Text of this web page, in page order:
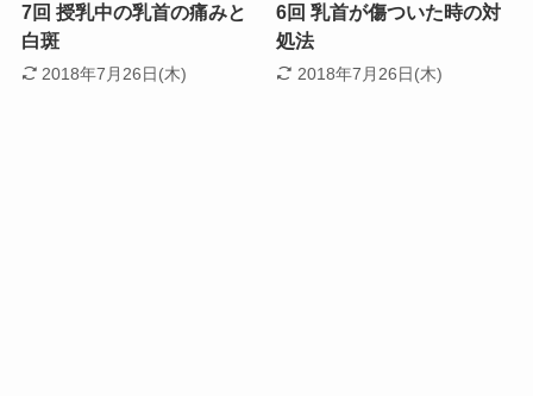
7回 授乳中の乳首の痛みと
白斑
2018年7月26日(木)
6回 乳首が傷ついた時の対
処法
2018年7月26日(木)